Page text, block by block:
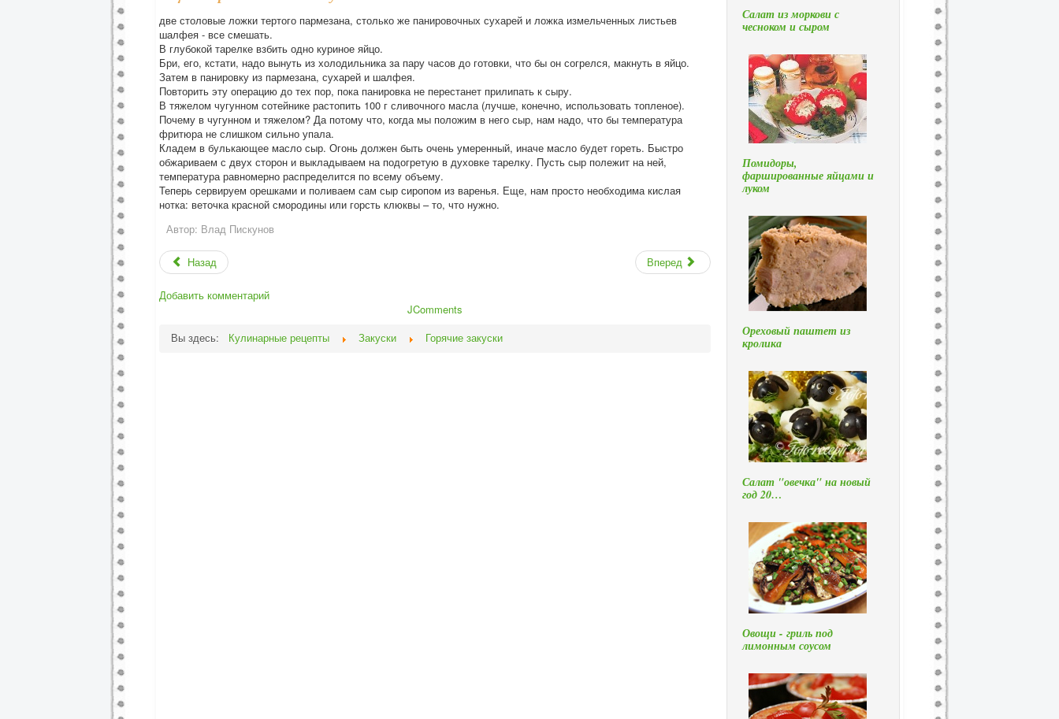
две столовые ложки тертого пармезана, столько же панировочных сухарей и ложка измельченных листьев
шалфея - все смешать.
В глубокой тарелке взбить одно куриное яйцо.
Бри, его, кстати, надо вынуть из холодильника за пару часов до готовки, что бы он согрелся, макнуть в яйцо.
Затем в панировку из пармезана, сухарей и шалфея.
Повторить эту операцию до тех пор, пока панировка не перестанет прилипать к сыру.
В тяжелом чугунном сотейнике растопить 100 г сливочного масла (лучше, конечно, использовать топленое).
Почему в чугунном и тяжелом? Да потому что, когда мы положим в него сыр, нам надо, что бы температура
фритюра не слишком сильно упала.
Кладем в булькающее масло сыр. Огонь должен быть очень умеренный, иначе масло будет гореть. Быстро
обжариваем с двух сторон и выкладываем на подогретую в духовке тарелку. Пусть сыр полежит на ней,
температура равномерно распределится по всему объему.
Теперь сервируем орешками и поливаем сам сыр сиропом из варенья. Еще, нам просто необходима кислая
нотка: веточка красной смородины или горсть клюквы – то, что нужно.
Автор: Влад Пискунов
Назад Вперед
Добавить комментарий
JComments
Вы здесь:
Кулинарные рецепты Закуски Горячие закуски
Салат из моркови с
чесноком и сыром
Помидоры,
фаршированные яйцами и
луком
Ореховый паштет из
кролика
Салат "овечка" на новый
год 20…
Овощи - гриль под
лимонным соусом